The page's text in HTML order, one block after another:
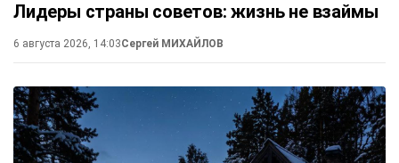
Лидеры страны советов: жизнь не взаймы
6 августа 2026, 14:03Сергей МИХАЙЛОВ